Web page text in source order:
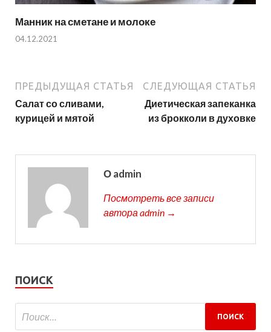
Манник на сметане и молоке
04.12.2021
ПРЕДЫДУЩАЯ СТАТЬЯ
Салат со сливами,
курицей и мятой
СЛЕДУЮЩАЯ СТАТЬЯ
Диетическая запеканка
из брокколи в духовке
О admin
Посмотреть все записи
автора admin →
ПОИСК